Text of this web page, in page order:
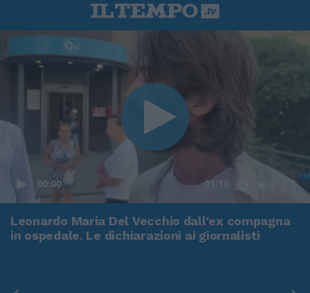
00:00 01:16
Leonardo Maria Del Vecchio dall'ex compagna
in ospedale. Le dichiarazioni ai giornalisti